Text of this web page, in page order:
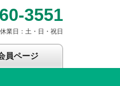
3551
業日：土・日・祝日
員ページ